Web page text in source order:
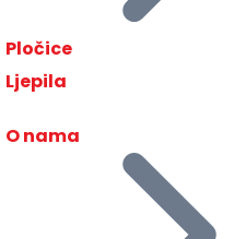
Pločice
Ljepila
O nama